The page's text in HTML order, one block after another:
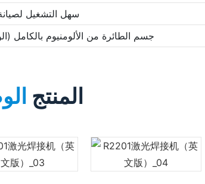
سهل التشغيل
جسم الطائرة من الألومنيوم بالكامل (الوزن
المنتج